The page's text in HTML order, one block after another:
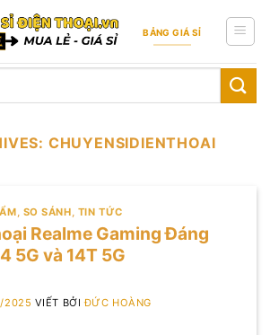
BẢNG GIÁ SỈ
CHUYENSIDIENTHOAI
, SO SÁNH, TIN TỨC
Realme Gaming Đáng
5G và 14T 5G
2025 VIẾT BỞIĐỨC HOÀNG